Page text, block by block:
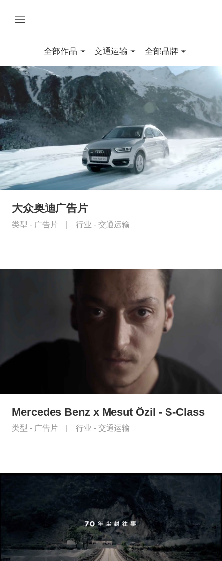
全部作品 交通运输 全部品牌
大众奥迪广告片
类型 - 广告片 行业 - 交通运输
Mercedes Benz x Mesut Özil - S-Class
类型 - 广告片 行业 - 交通运输